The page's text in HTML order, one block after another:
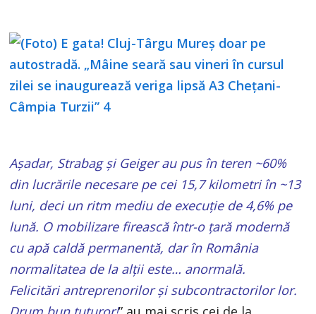
Așadar, Strabag și Geiger au pus în teren ~60%
din lucrările necesare pe cei 15,7 kilometri în ~13
luni, deci un ritm mediu de execuție de 4,6% pe
lună. O mobilizare firească într-o țară modernă
cu apă caldă permanentă, dar în România
normalitatea de la alții este… anormală.
Felicitări antreprenorilor și subcontractorilor lor.